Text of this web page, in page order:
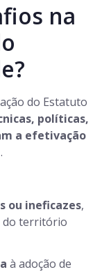
na
do Estatuto
políticas,
a efetivação
.
ou ineficazes,
do território
à adoção de